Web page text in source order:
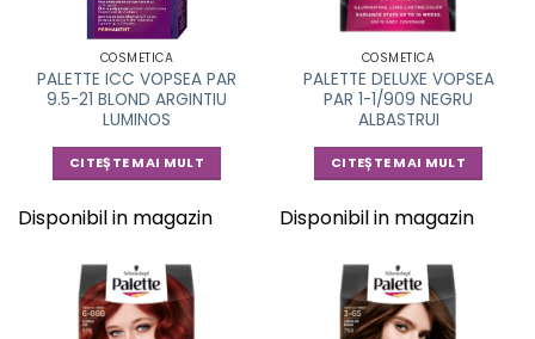
COSMETICA
PALETTE ICC VOPSEA PAR
9.5-21 BLOND ARGINTIU
LUMINOS
CITEȘTE MAI MULT
Disponibil in magazin
COSMETICA
PALETTE DELUXE VOPSEA
PAR 1-1/909 NEGRU
ALBASTRUI
CITEȘTE MAI MULT
Disponibil in magazin